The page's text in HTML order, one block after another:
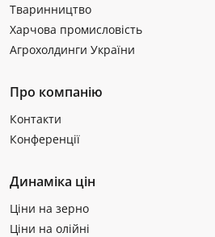
Тваринництво
Харчова промисловість
Агрохолдинги України
Про компанію
Контакти
Конференції
Динаміка цін
Ціни на зерно
Ціни на олійні